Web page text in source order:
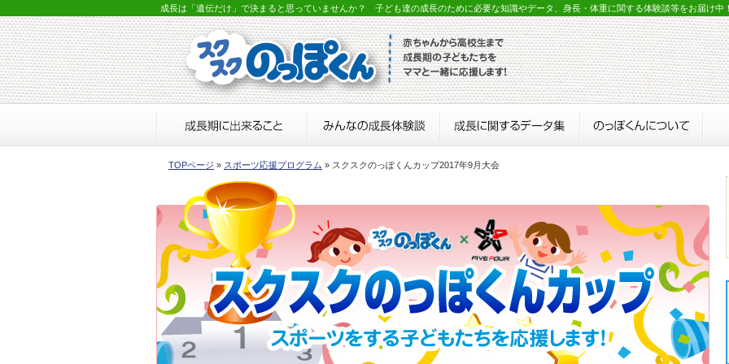
成長は「遺伝だけ」で決まると思っていませんか？ 子ども達の成長のために必要な知識やデータ、身長・体重に関する体験談等をお届け中
TOPページ » スポーツ応援プログラム » スクスクのっぽくんカップ2017年9月大会